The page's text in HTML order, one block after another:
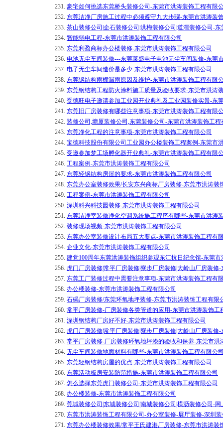
231. 豪宅如何挑选东莞桥头装修公司-东莞市洪涛装饰工程有限
232. 东莞洁净厂房施工过程中必须遵守九大步骤-东莞市洪涛装
233. 茶山装修公司|企石装修公司|洪梅装修公司|道滘装修公司-
234. 智能弱电工程-东莞市洪涛装饰工程有限公司
235. 东莞利盈商标办公楼装修-东莞市洪涛装饰工程有限公司
236. 电池无尘车间装修---东莞莱盛电子电池无尘车间装修-东莞
237. 电子无尘车间造价是多少-东莞市洪涛装饰工程有限公司
238. 东莞钢结构雨棚漏雨原因及维护-东莞市洪涛装饰工程有限
239. 东莞钢结构工程防火涂料施工质量及验收要求-东莞市洪涛
240. 受德旺电子邀请参加工业园开业典礼及工业园装修实景-东
241. 东莞旧厂房装修有哪些注意事项-东莞市洪涛装饰工程有限
242. 装修公司,塘厦装修公司,东莞装修公司-东莞市洪涛装饰工程
243. 东莞净化工程的注意事项-东莞市洪涛装饰工程有限公司
244. 宝德科技股份有限公司工业园办公楼装饰工程案例-东莞市
245. 受邀参加梦工场孵化器开业典礼-东莞市洪涛装饰工程有限
246. 工程案例-东莞市洪涛装饰工程有限公司
247. 东莞轻钢结构房屋的要求-东莞市洪涛装饰工程有限公司
248. 东莞办公室装修效果/长安东兴商标厂房装修-东莞市洪涛装
249. 工程案例-东莞市洪涛装饰工程有限公司
250. 深圳科兴科技园装修-东莞市洪涛装饰工程有限公司
251. 东莞洁净室装修净化空调系统施工程序有哪些-东莞市洪涛
252. 装修现场视频-东莞市洪涛装饰工程有限公司
253. 东莞办公室装修设计布局五大要点-东莞市洪涛装饰工程有
254. 企业文化-东莞市洪涛装饰工程有限公司
255. 建党100周年东莞洪涛装饰组织参观东江抗日纪念馆-东莞
256. 虎门厂房装修|常平厂房装修|寮步厂房装修|大岭山厂房装修
257. 东莞工厂装修过程中需要注意事项-东莞市洪涛装饰工程有
258. 办公楼装修-东莞市洪涛装饰工程有限公司
259. 石碣厂房装修/东莞环氧地坪装修-东莞市洪涛装饰工程有限
260. 常平厂房装修-厂房装修各类管道的应用-东莞市洪涛装饰工
261. 深圳钢结构厂房好不好-东莞市洪涛装饰工程有限公司
262. 虎门厂房装修|常平厂房装修|寮步厂房装修|大岭山厂房装修
263. 常平厂房装修-厂房装修环氧地坪漆的验收和保养-东莞市洪
264. 无尘车间装修地面材料有哪些-东莞市洪涛装饰工程有限公
265. 东莞轻钢结构房屋的优点-东莞市洪涛装饰工程有限公司
266. 东莞活动板房安装防范措施-东莞市洪涛装饰工程有限公司
267. 怎么选择东莞虎门装修公司-东莞市洪涛装饰工程有限公司
268. 办公楼装修-东莞市洪涛装饰工程有限公司
269. 莞城装修公司|东城装修公司|南城装修公司|横沥装修公司-
270. 东莞市洪涛装饰工程有限公司-办公室装修-展厅装修-深圳
271. 东莞办公楼装修效果/常平王氏建港厂房装修-东莞市洪涛装